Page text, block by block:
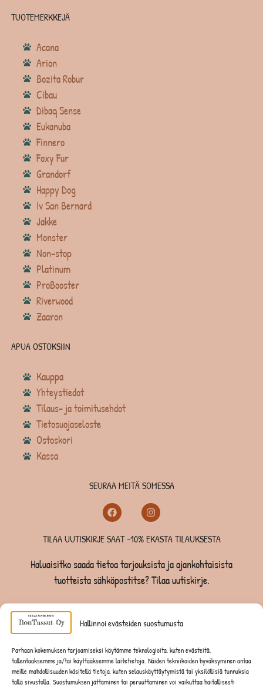
Hallinnoi evästeiden suostumusta
Parhaan kokemuksen tarjoamiseksi käytämme teknologioita, kuten evästeitä,
tallentaaksemme ja/tai käyttääksemme laitetietoja. Näiden tekniikoiden hyväksyminen antaa
meille mahdollisuuden käsitellä tietoja, kuten selauskäyttäytymistä tai yksilöllisiä tunnuksia
tällä sivustolla. Suostumuksen jättäminen tai peruuttaminen voi vaikuttaa haitallisesti
TUOTEMERKKEJÄ
Acana
Arion
Bozita Robur
Cibau
Dibaq Sense
Eukanuba
Finnero
Foxy Fur
Grandorf
Happy Dog
Iv San Bernard
Jakke
Monster
Non-stop
Platinum
ProBooster
Riverwood
Zaaron
APUA OSTOKSIIN
Kauppa
Yhteystiedot
Tilaus- ja toimitusehdot
Tietosuojaseloste
Ostoskori
Kassa
SEURAA MEITÄ SOMESSA
TILAA UUTISKIRJE SAAT -10% EKASTA TILAUKSESTA
Haluaisitko saada tietoa tarjouksista ja ajankohtaisista
tuotteista sähköpostitse? Tilaa uutiskirje.
TILAA UUTISKIRJE -SAAT -10% EKASTA TILAUKSESTA
KISSOILLE